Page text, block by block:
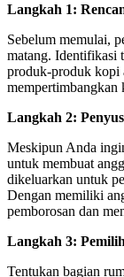
Langkah 1:
Sebelum memulai,
matang. Identifikasi
produk-produk kopi
mempertimbangkan
Langkah 2:
Meskipun Anda
untuk membuat
dikeluarkan untuk
Dengan memiliki
pemborosan dan
Langkah 3:
Tentukan bagian